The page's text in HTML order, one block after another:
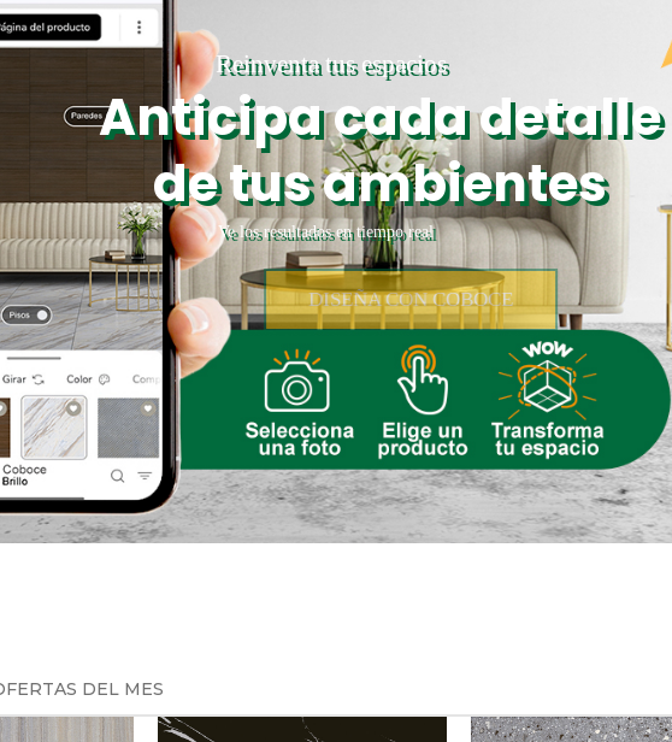
Reinventa tus espacios
Anticipa cada detalle
de tus ambientes
Ve los resultados en tiempo real
DISEÑA CON COBOCE
DEL MES